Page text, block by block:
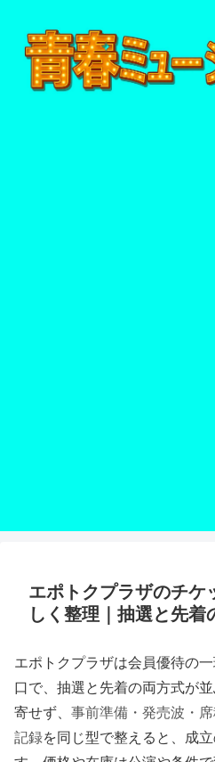
エポトクプラザのチケ
しく整理｜抽選と先着
エポトクプラザは会員優待の
口で、抽選と先着の両方式が
寄せず、 事前準備・発売波・
記録を同じ型で整えると、成